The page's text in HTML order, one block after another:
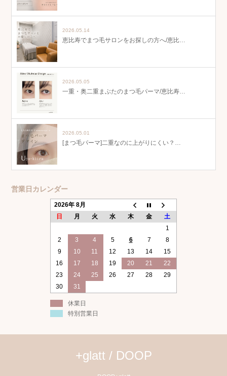
2026.05.14
恵比寿でまつ毛サロンをお探しの方へ/恵比…
2026.05.05
一重・奥二重まぶたのまつ毛パーマ/恵比寿…
2026.05.01
[まつ毛パーマ]二重なのに上がりにくい？…
営業日カレンダー
2026年 8月
日
月 火 水 木 金
土
1
2
3 4 5 6 7
8
9
10 11 12 13 14
15
16
17 18 19 20 21
22
23
24 25 26 27 28
29
30
31
休業日
特別営業日
+glatt / DOOP